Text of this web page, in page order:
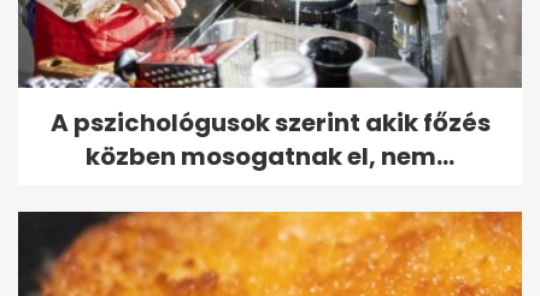
A pszichológusok szerint akik főzés
közben mosogatnak el, nem...